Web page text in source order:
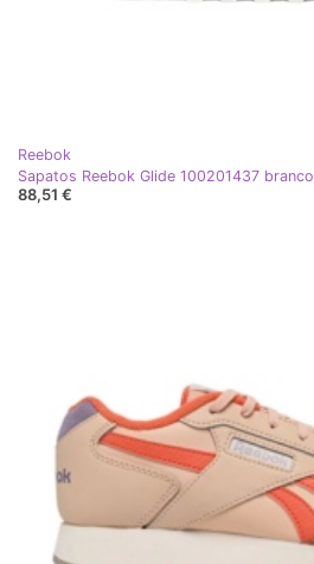
Reebok
Sapatos Reebok Glide 100201437 branco
88,51 €